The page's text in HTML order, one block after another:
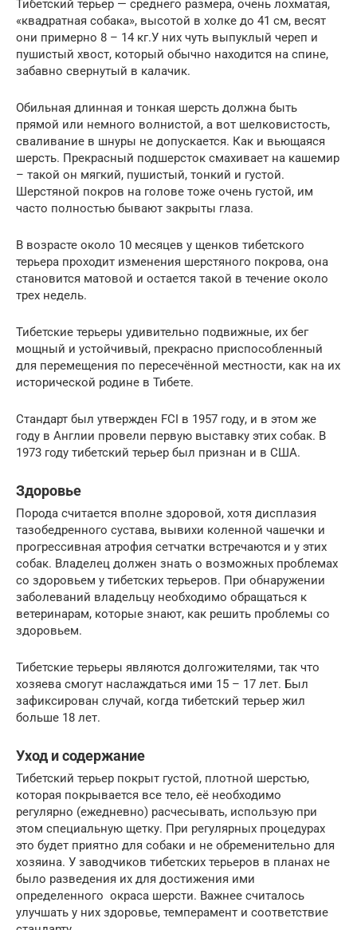
Тибетский терьер — среднего размера, очень лохматая,
«квадратная собака», высотой в холке до 41 см, весят
они примерно 8 – 14 кг.У них чуть выпуклый череп и
пушистый хвост, который обычно находится на спине,
забавно свернутый в калачик.
Обильная длинная и тонкая шерсть должна быть
прямой или немного волнистой, а вот шелковистость,
сваливание в шнуры не допускается. Как и вьющаяся
шерсть. Прекрасный подшерсток смахивает на кашемир
– такой он мягкий, пушистый, тонкий и густой.
Шерстяной покров на голове тоже очень густой, им
часто полностью бывают закрыты глаза.
В возрасте около 10 месяцев у щенков тибетского
терьера проходит изменения шерстяного покрова, она
становится матовой и остается такой в течение около
трех недель.
Тибетские терьеры удивительно подвижные, их бег
мощный и устойчивый, прекрасно приспособленный
для перемещения по пересечённой местности, как на их
исторической родине в Тибете.
Стандарт был утвержден FCI в 1957 году, и в этом же
году в Англии провели первую выставку этих собак. В
1973 году тибетский терьер был признан и в США.
Здоровье
Порода считается вполне здоровой, хотя дисплазия
тазобедренного сустава, вывихи коленной чашечки и
прогрессивная атрофия сетчатки встречаются и у этих
собак. Владелец должен знать о возможных проблемах
со здоровьем у тибетских терьеров. При обнаружении
заболеваний владельцу необходимо обращаться к
ветеринарам, которые знают, как решить проблемы со
здоровьем.
Тибетские терьеры являются долгожителями, так что
хозяева смогут наслаждаться ими 15 – 17 лет. Был
зафиксирован случай, когда тибетский терьер жил
больше 18 лет.
Уход и содержание
Тибетский терьер покрыт густой, плотной шерстью,
которая покрывается все тело, её необходимо
регулярно (ежедневно) расчесывать, использую при
этом специальную щетку. При регулярных процедурах
это будет приятно для собаки и не обременительно для
хозяина. У заводчиков тибетских терьеров в планах не
было разведения их для достижения ими
определенного окраса шерсти. Важнее считалось
улучшать у них здоровье, темперамент и соответствие